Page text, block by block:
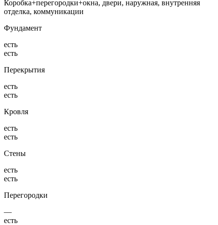
Коробка+перегородки+окна, двери, наружная, внутренняя
отделка, коммуникации
Фундамент
есть
есть
Перекрытия
есть
есть
Кровля
есть
есть
Стены
есть
есть
Перегородки
—
есть